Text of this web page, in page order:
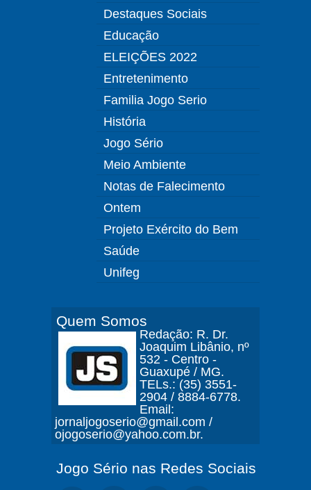
Destaques Sociais
Educação
ELEIÇÕES 2022
Entretenimento
Familia Jogo Serio
História
Jogo Sério
Meio Ambiente
Notas de Falecimento
Ontem
Projeto Exército do Bem
Saúde
Unifeg
Quem Somos
Redação: R. Dr.
Joaquim Libânio, nº
532 - Centro -
Guaxupé / MG.
TELs.: (35) 3551-
2904 / 8884-6778.
Email:
jornaljogoserio@gmail.com /
ojogoserio@yahoo.com.br.
Jogo Sério nas Redes Sociais